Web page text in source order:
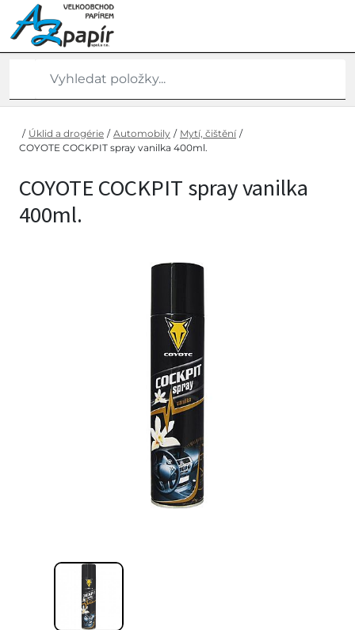
/ Úklid a drogérie / Automobily / Mytí, čištění /
COYOTE COCKPIT spray vanilka 400ml.
COYOTE COCKPIT spray vanilka
400ml.